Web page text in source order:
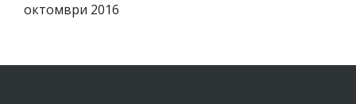
октомври 2016